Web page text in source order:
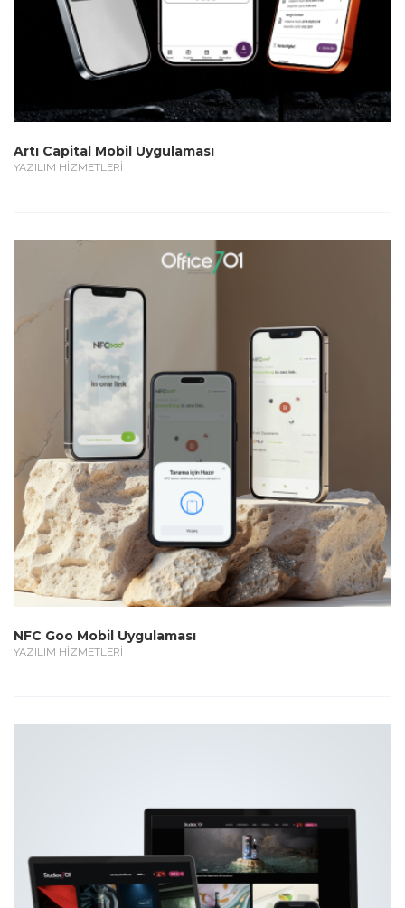
Artı Capital Mobil Uygulaması
YAZILIM HİZMETLERİ
NFC Goo Mobil Uygulaması
YAZILIM HİZMETLERİ